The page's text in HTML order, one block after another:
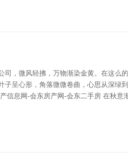
司，微风轻拂，万物渐染金黄。在这
子呈心形，角落微微卷曲，心思从深
信息网-会东房产网-会东二手房 在秋